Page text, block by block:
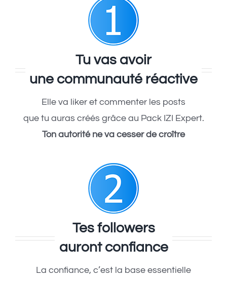
Tu vas avoir
une communauté réactive
Elle va liker et commenter les posts
que tu auras créés grâce au Pack IZI Expert.
Ton autorité ne va cesser de croître
Tes followers
auront confiance
La confiance, c’est la base essentielle